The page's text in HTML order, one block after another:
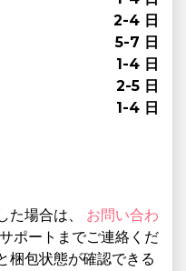
2-4 日
5-7 日
1-4 日
2-5 日
1-4 日
た場合は、 お問い合わ
ポートまでご連絡くだ
梱包状態が確認できる